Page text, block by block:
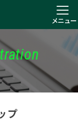
メニュー
プ